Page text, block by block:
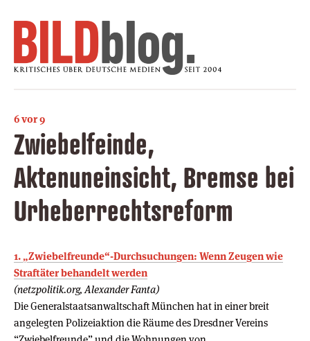
6 vor 9
Zwiebelfeinde,
Aktenuneinsicht, Bremse bei
Urheberrechtsreform
1. „Zwiebelfreunde“-Durchsuchungen: Wenn Zeugen wie
Straftäter behandelt werden
(netzpolitik.org, Alexander Fanta)
Die Generalstaatsanwaltschaft München hat in einer breit
angelegten Polizeiaktion die Räume des Dresdner Vereins